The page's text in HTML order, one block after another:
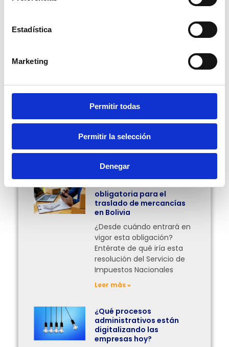
Estadística
Marketing
Permitir todas
Permitir la selección
Denegar
es importante saber cuáles son los beneficios que
En GuruSoft, no lo dudes, siempre te tenemos
Por Pablo Ortiz.
Más Posts
Facturación en línea
obligatoria para el
traslado de mercancías
en Bolivia
¿Desde cuándo entrará en
vigor esta obligación?
Entérate de qué iría esta
resolución del Servicio de
Impuestos Nacionales
Leer más »
¿Qué procesos
administrativos están
digitalizando las
empresas hoy?